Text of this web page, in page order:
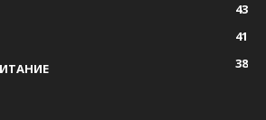
43
41
38